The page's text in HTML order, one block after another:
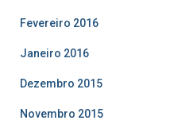
Fevereiro 2016
Janeiro 2016
Dezembro 2015
Novembro 2015